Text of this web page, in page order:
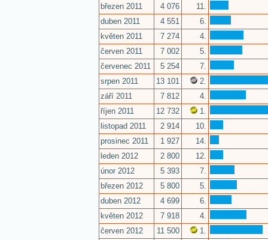
březen 2011
4 076
11.
duben 2011
4 551
6.
květen 2011
7 274
4.
červen 2011
7 002
5.
červenec 2011
5 254
7.
srpen 2011
13 101
2.
září 2011
7 812
4.
říjen 2011
12 732
1.
listopad 2011
2 914
10.
prosinec 2011
1 927
14.
leden 2012
2 800
12.
únor 2012
5 393
7.
březen 2012
5 800
5.
duben 2012
4 699
6.
květen 2012
7 918
4.
červen 2012
11 500
1.